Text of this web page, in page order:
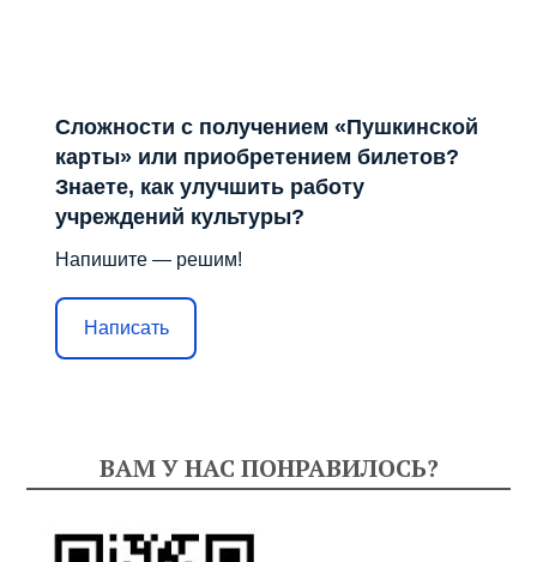
Сложности с получением «Пушкинской
карты» или приобретением билетов?
Знаете, как улучшить работу
учреждений культуры?
Напишите — решим!
Написать
ВАМ У НАС ПОНРАВИЛОСЬ?